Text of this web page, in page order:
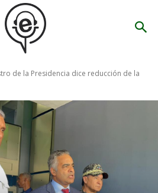
de la Presidencia dice reducción de la